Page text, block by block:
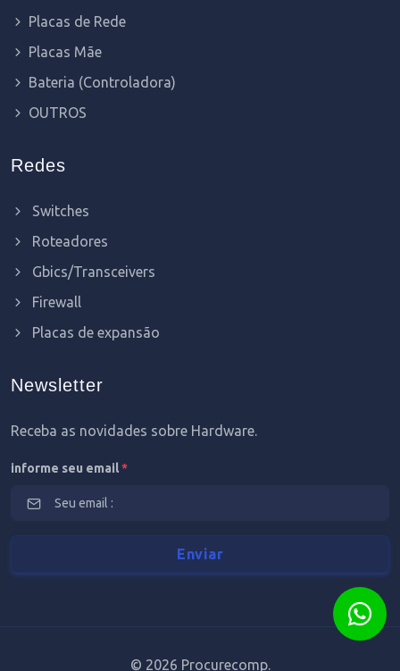
Placas de Rede
Placas Mãe
Bateria (Controladora)
OUTROS
Redes
Switches
Roteadores
Gbics/Transceivers
Firewall
Placas de expansão
Newsletter
Receba as novidades sobre Hardware.
informe seu email*
© 2026 Procurecomp.